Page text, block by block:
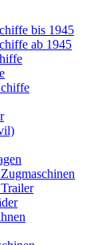
bis 1945
ab 1945